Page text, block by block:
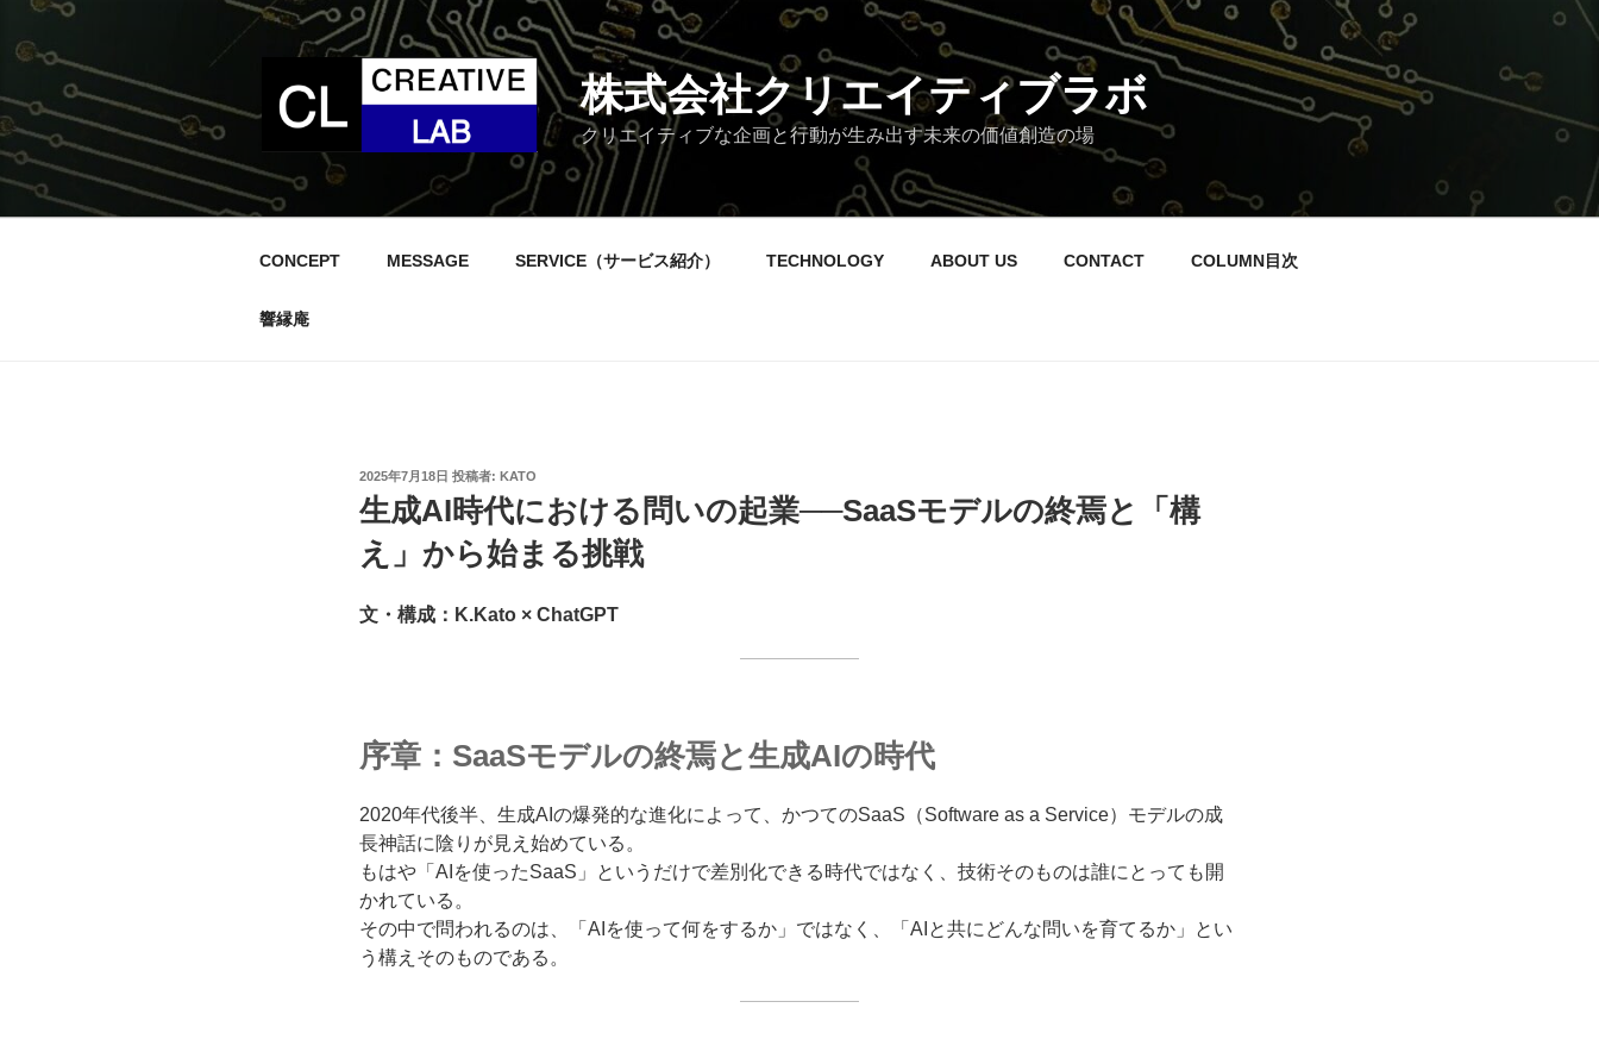
ン
ン
ツ
へ
ス
キ
株式会社クリエイティブラボ
クリエイティブな企画と行動が生み出す未来の価値創造の場
CONCEPT MESSAGE SERVICE（サービス紹介） TECHNOLOGY ABOUT US CONTACT COLUMN目次
響縁庵
投
稿
日:
2025年7月18日 投稿者: KATO
生成AI時代における問いの起業──SaaSモデルの終焉と「構
え」から始まる挑戦
文・構成：K.Kato × ChatGPT
序章：SaaSモデルの終焉と生成AIの時代
2020年代後半、生成AIの爆発的な進化によって、かつてのSaaS（Software as a Service）モデルの成
長神話に陰りが見え始めている。
もはや「AIを使ったSaaS」というだけで差別化できる時代ではなく、技術そのものは誰にとっても開
かれている。
その中で問われるのは、「AIを使って何をするか」ではなく、「AIと共にどんな問いを育てるか」とい
う構えそのものである。